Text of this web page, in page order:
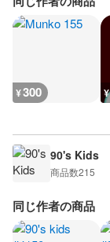
¥300 ¥
90's Kids
商品数215
同じ作者の商品